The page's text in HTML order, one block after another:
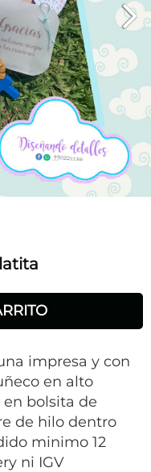
impresa y con
en alto
bolsita de
de hilo dentro
minimo 12
ni IGV